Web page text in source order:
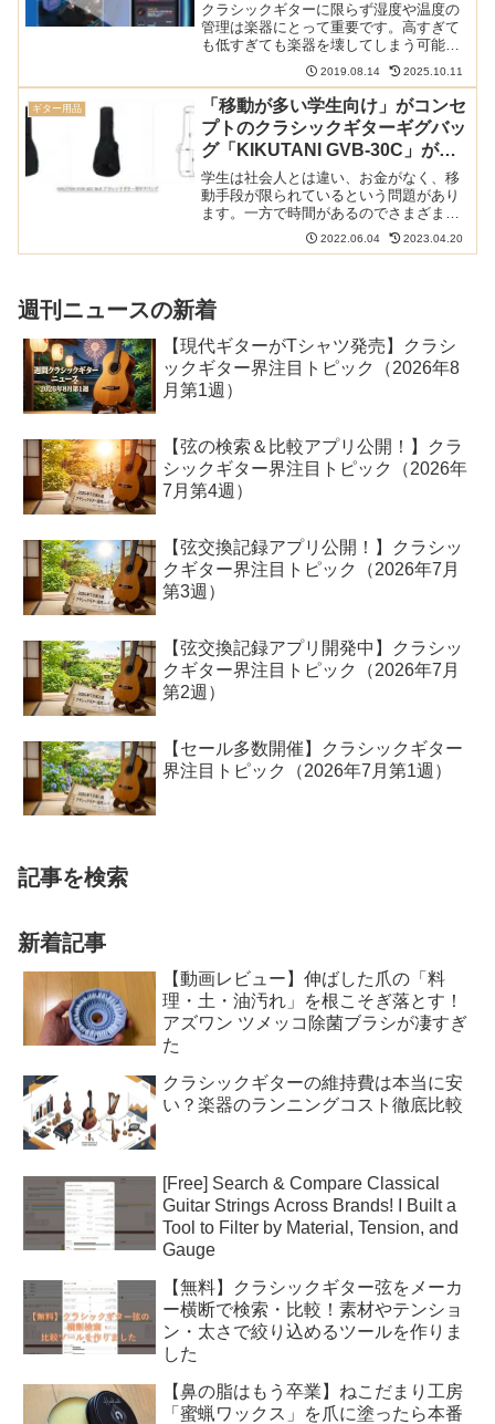
クラシックギターに限らず湿度や温度の
管理は楽器にとって重要です。高すぎて
も低すぎても楽器を壊してしまう可能性
がありますが、人間が24時間監視するこ
とは不可能です。Oasis(オアシス)のOH-
31ならスマホを使った自動的な管理およ
び監視が可...
2019.08.14 2025.10.11
ギター用品
「移動が多い学生向け」がコンセ
プトのクラシックギターギグバッ
グ「KIKUTANI GVB-30C」が登
場
学生は社会人とは違い、お金がなく、移
動手段が限られているという問題があり
ます。一方で時間があるのでさまざまな
ところでギターを弾くことが多く、移動
が多いです。そんな学生をターゲットに
2022.06.04 2023.04.20
週刊ニュースの新着
【現代ギターがTシャツ発売】クラシ
ックギター界注目トピック（2026年8
月第1週）
【弦の検索＆比較アプリ公開！】クラ
シックギター界注目トピック（2026年
7月第4週）
【弦交換記録アプリ公開！】クラシッ
クギター界注目トピック（2026年7月
第3週）
【弦交換記録アプリ開発中】クラシッ
クギター界注目トピック（2026年7月
第2週）
【セール多数開催】クラシックギター
界注目トピック（2026年7月第1週）
記事を検索
新着記事
【動画レビュー】伸ばした爪の「料
理・土・油汚れ」を根こそぎ落とす！
アズワン ツメッコ除菌ブラシが凄すぎ
た
クラシックギターの維持費は本当に安
い？楽器のランニングコスト徹底比較
[Free] Search & Compare Classical
Guitar Strings Across Brands! I Built a
Tool to Filter by Material, Tension, and
Gauge
【無料】クラシックギター弦をメーカ
ー横断で検索・比較！素材やテンショ
ン・太さで絞り込めるツールを作りま
した
【鼻の脂はもう卒業】ねこだまり工房
「蜜蝋ワックス」を爪に塗ったら本番